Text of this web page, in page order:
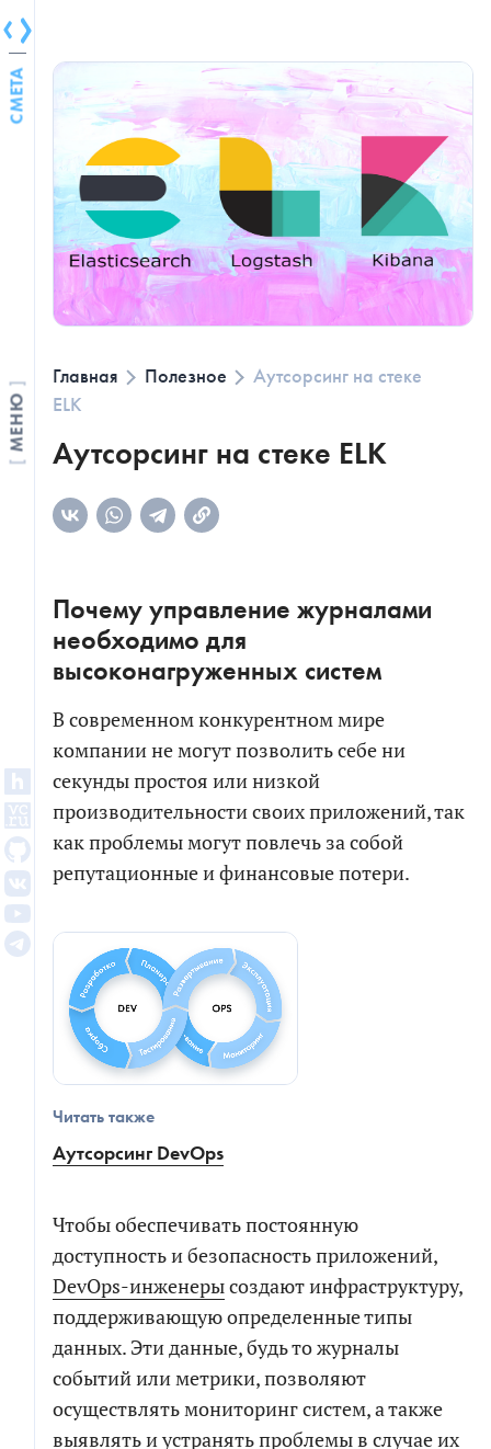
Главная Полезное
Аутсорсинг на стеке
ELK
Аутсорсинг на стеке ELK
Почему управление журналами
необходимо для
высоконагруженных систем
В современном конкурентном мире
компании не могут позволить себе ни
секунды простоя или низкой
производительности своих приложений, так
как проблемы могут повлечь за собой
репутационные и финансовые потери.
Читать также
Аутсорсинг DevOps
Чтобы обеспечивать постоянную
доступность и безопасность приложений,
DevOps-инженерысоздают инфраструктуру,
поддерживающую определенные типы
данных. Эти данные, будь то журналы
событий или метрики, позволяют
осуществлять мониторинг систем, а также
выявлять и устранять проблемы в случае их
СМЕТА
МЕНЮ